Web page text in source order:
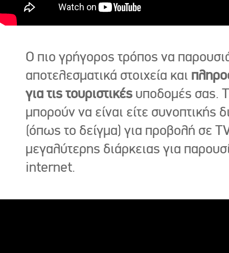
Ο πιο γρήγορος τρόπος να
αποτελεσματικά στοιχεία και
για τις τουριστικές υποδομές σας.
μπορούν να είναι είτε συνοπτικής
(όπως το δείγμα) για προβολή σε
μεγαλύτερης διάρκειας για
internet.